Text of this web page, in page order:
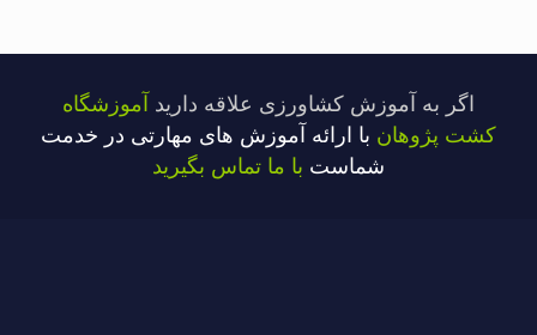
اگر به آموزش کشاورزی علاقه دارید آموزشگاه
کشت پژوهان با ارائه آموزش های مهارتی در خدمت
شماست با ما تماس بگیرید